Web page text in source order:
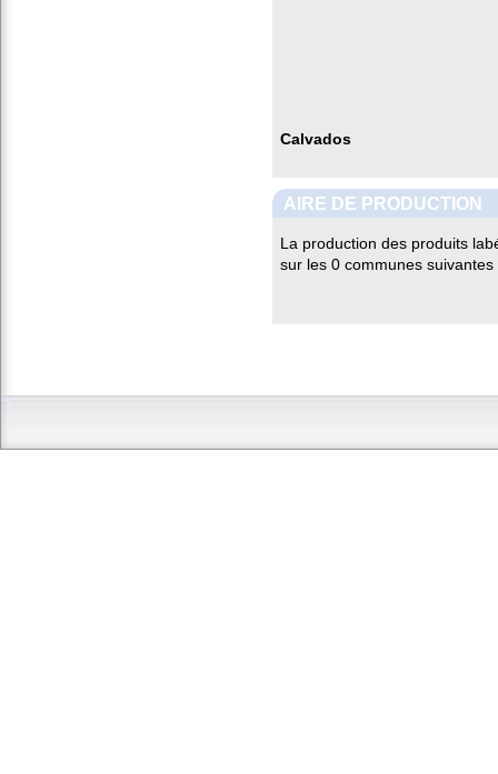
Calvados
AIRE DE PRODUCTION
La production des produits
sur les 0 communes suivantes